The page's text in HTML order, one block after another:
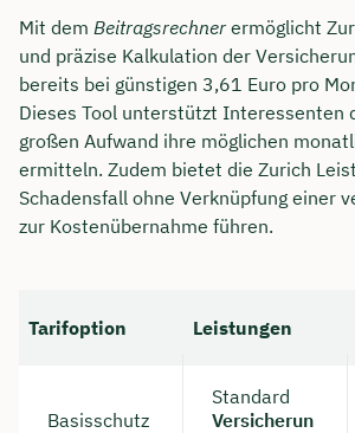
Mit dem Beitragsrechner ermöglicht
und präzise Kalkulation der
bereits bei günstigen 3,61 Euro pro
Dieses Tool unterstützt Interessenten
großen Aufwand ihre möglichen
ermitteln. Zudem bietet die Zurich
Schadensfall ohne Verknüpfung einer
zur Kostenübernahme führen.
Tarifoption Leistungen
Basisschutz
Standard
Versicherun